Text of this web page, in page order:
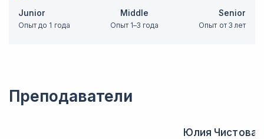
Junior
Опыт до 1 года
Middle
Опыт 1–3 года
Senior
Опыт от 3 лет
Преподаватели
Юлия Чистова